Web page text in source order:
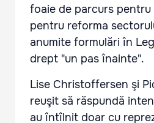
foaie de parcurs
pentru reforma
anumite formulări în
drept "un pas înainte".
Lise Christoffersen şi
reuşit să răspundă
au întîlnit doar cu